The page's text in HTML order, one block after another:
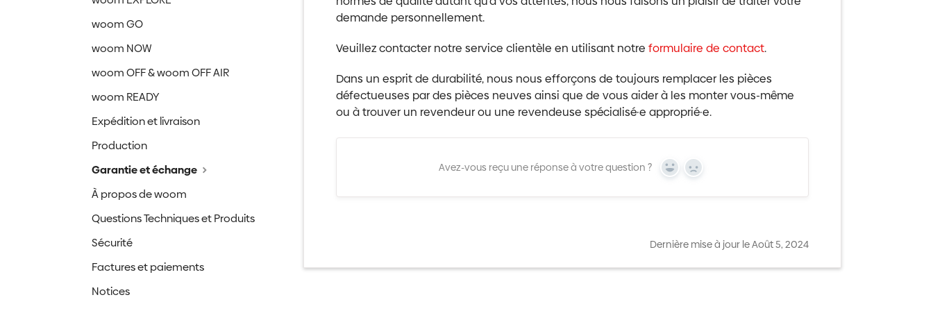
demande personnellement.
Veuillez contacter notre service clientèle en utilisant notre formulaire de contact.
Dans un esprit de durabilité, nous nous efforçons de toujours remplacer les pièces
défectueuses par des pièces neuves ainsi que de vous aider à les monter vous-même
ou à trouver un revendeur ou une revendeuse spécialisé·e approprié·e.
Avez-vous reçu une réponse à votre question ? Yes No
Dernière mise à jour le Août 5, 2024
woom GO
woom NOW
woom OFF & woom OFF AIR
woom READY
Expédition et livraison
Production
Garantie et échange
À propos de woom
Questions Techniques et Produits
Sécurité
Factures et paiements
Notices